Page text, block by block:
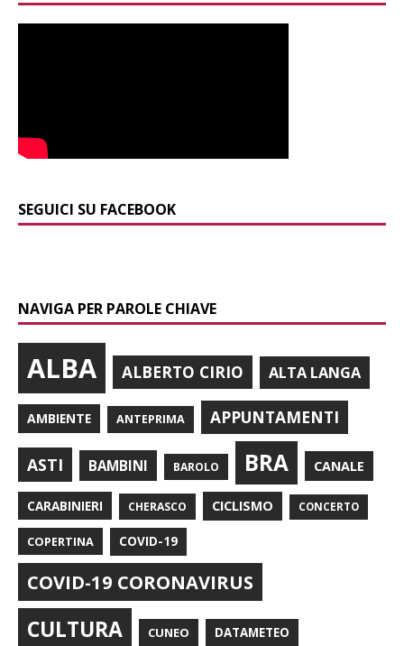
SEGUICI SU FACEBOOK
NAVIGA PER PAROLE CHIAVE
ALBA ALBERTO CIRIO ALTA LANGA
AMBIENTE ANTEPRIMA APPUNTAMENTI
ASTI BAMBINI BAROLO BRA CANALE
CARABINIERI CHERASCO CICLISMO CONCERTO
COPERTINA COVID-19
COVID-19 CORONAVIRUS
CULTURA CUNEO DATAMETEO